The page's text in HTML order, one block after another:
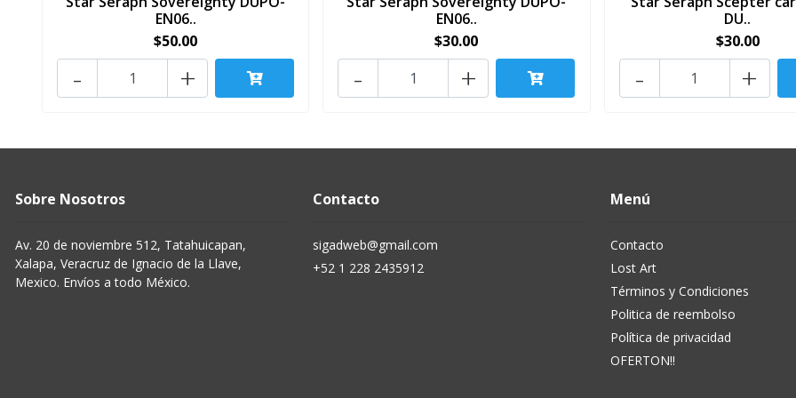
EN06..
$50.00
+
-
EN06..
$30.00
+
-
DU..
$30.00
+
-
Sobre Nosotros
Av. 20 de noviembre 512, Tatahuicapan,
Xalapa, Veracruz de Ignacio de la Llave,
Mexico. Envíos a todo México.
Contacto
sigadweb@gmail.com
+52 1 228 2435912
Menú
Contacto
Lost Art
Términos y Condiciones
Politica de reembolso
Política de privacidad
OFERTON!!